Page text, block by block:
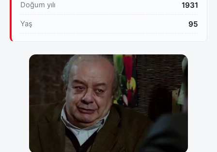
Doğum yılı 1931
Yaş 95